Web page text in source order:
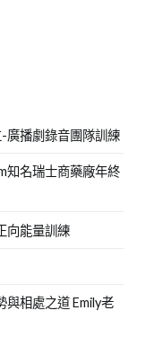
-廣播劇錄音團隊訓練
知名瑞士商藥廠年終
向能量訓練
與相處之道 Emily老